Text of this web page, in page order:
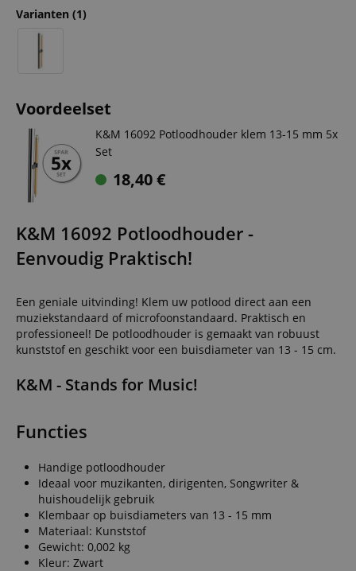
Varianten (1)
Voordeelset
K&M 16092 Potloodhouder klem 13-15 mm 5x
Set
18,40€
K&M 16092 Potloodhouder -
Eenvoudig Praktisch!
Een geniale uitvinding! Klem uw potlood direct aan een
muziekstandaard of microfoonstandaard. Praktisch en
professioneel! De potloodhouder is gemaakt van robuust
kunststof en geschikt voor een buisdiameter van 13 - 15 cm.
K&M - Stands for Music!
Functies
Handige potloodhouder
Ideaal voor muzikanten, dirigenten, Songwriter &
huishoudelijk gebruik
Klembaar op buisdiameters van 13 - 15 mm
Materiaal: Kunststof
Gewicht: 0,002 kg
Kleur: Zwart